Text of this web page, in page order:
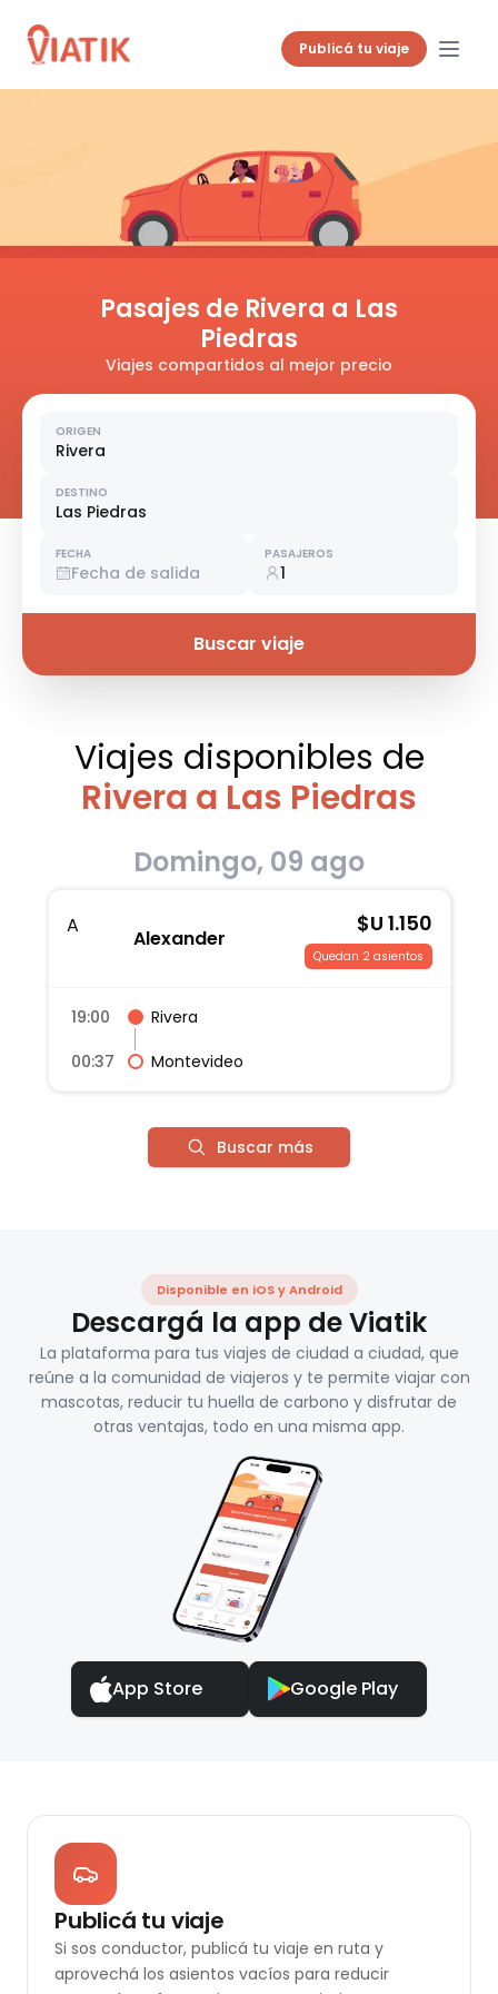
Publicá tu viaje
Pasajes de Rivera a Las
Piedras
Viajes compartidos al mejor precio
ORIGEN
Rivera
DESTINO
Las Piedras
FECHA
Fecha de salida
PASAJEROS
1
Buscar viaje
Viajes disponibles de
Rivera a Las Piedras
Domingo, 09 ago
A
Alexander
$U 1.150
Quedan 2 asientos
19:00
Rivera
00:37
Montevideo
Buscar más
Disponible en iOS y Android
Descargá la app de Viatik
La plataforma para tus viajes de ciudad a ciudad, que
reúne a la comunidad de viajeros y te permite viajar con
mascotas, reducir tu huella de carbono y disfrutar de
otras ventajas, todo en una misma app.
App Store Google Play
Publicá tu viaje
Si sos conductor, publicá tu viaje en ruta y
aprovechá los asientos vacíos para reducir